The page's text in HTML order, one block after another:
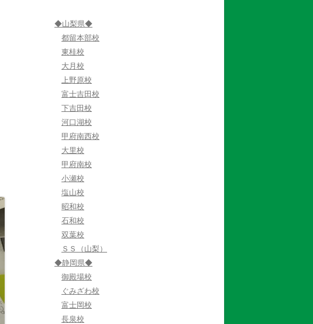
◆山梨県◆
都留本部校
東桂校
大月校
上野原校
富士吉田校
下吉田校
河口湖校
甲府南西校
大里校
甲府南校
小瀬校
塩山校
昭和校
石和校
双葉校
ＳＳ（山梨）
◆静岡県◆
御殿場校
ぐみざわ校
富士岡校
長泉校